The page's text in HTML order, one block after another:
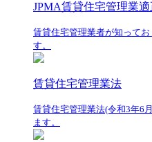
JPMA賃貸住宅管理業
賃貸住宅管理業者が知って
す。
賃貸住宅管理業法
賃貸住宅管理業法(令和3年6
ます。